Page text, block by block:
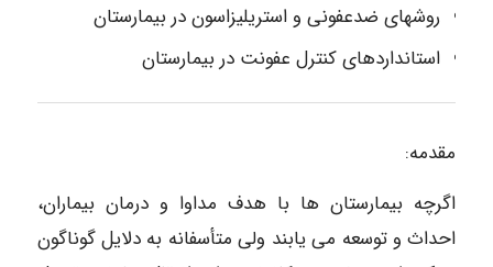
روشهای ضدعفونی و استریلیزاسون در بیمارستان
استانداردهای کنترل عفونت در بیمارستان
مقدمه:
اگرچه بیمارستان ها با هدف مداوا و درمان بیماران،
احداث و توسعه می یابند ولی متأسفانه به دلایل گوناگون